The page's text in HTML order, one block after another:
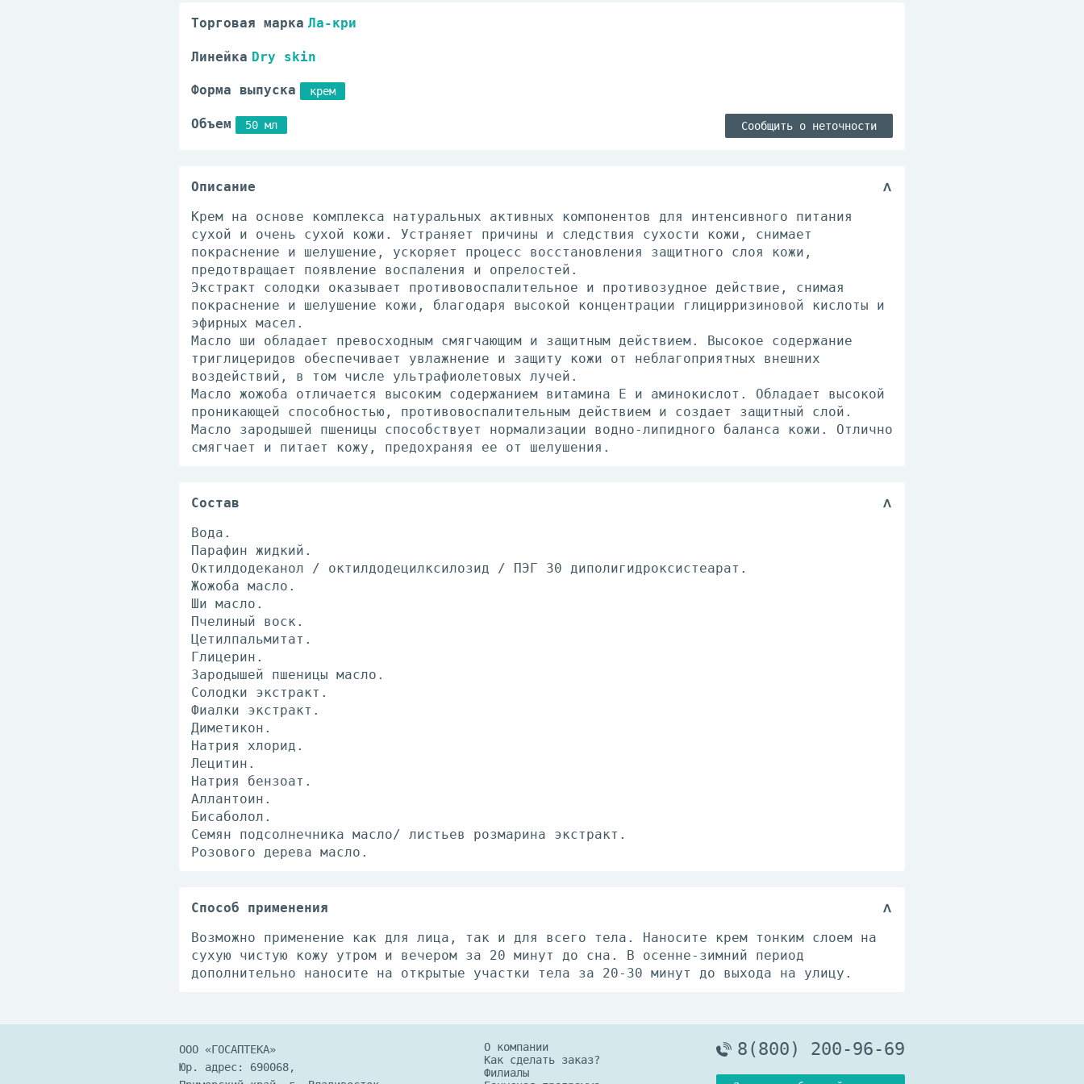
Торговая марка Ла-кри
Линейка Dry skin
Форма выпуска крем
Объем 50 мл Сообщить о неточности
Описание
Крем на основе комплекса натуральных активных компонентов для интенсивного питания
сухой и очень сухой кожи. Устраняет причины и следствия сухости кожи, снимает
покраснение и шелушение, ускоряет процесс восстановления защитного слоя кожи,
предотвращает появление воспаления и опрелостей.
Экстракт солодки оказывает противовоспалительное и противозудное действие, снимая
покраснение и шелушение кожи, благодаря высокой концентрации глицирризиновой кислоты и
эфирных масел.
Масло ши обладает превосходным смягчающим и защитным действием. Высокое содержание
триглицеридов обеспечивает увлажнение и защиту кожи от неблагоприятных внешних
воздействий, в том числе ультрафиолетовых лучей.
Масло жожоба отличается высоким содержанием витамина Е и аминокислот. Обладает высокой
проникающей способностью, противовоспалительным действием и создает защитный слой.
Масло зародышей пшеницы способствует нормализации водно-липидного баланса кожи. Отлично
смягчает и питает кожу, предохраняя ее от шелушения.
Состав
Вода.
Парафин жидкий.
Октилдодеканол / октилдодецилксилозид / ПЭГ 30 диполигидроксистеарат.
Жожоба масло.
Ши масло.
Пчелиный воск.
Цетилпальмитат.
Глицерин.
Зародышей пшеницы масло.
Солодки экстракт.
Фиалки экстракт.
Диметикон.
Натрия хлорид.
Лецитин.
Натрия бензоат.
Аллантоин.
Бисаболол.
Семян подсолнечника масло/ листьев розмарина экстракт.
Розового дерева масло.
Способ применения
Возможно применение как для лица, так и для всего тела. Наносите крем тонким слоем на
сухую чистую кожу утром и вечером за 20 минут до сна. В осенне-зимний период
дополнительно наносите на открытые участки тела за 20-30 минут до выхода на улицу.
ООО «ГОСАПТЕКА»
Юр. адрес: 690068,
О компании
Как сделать заказ?
Филиалы
8(800) 200-96-69